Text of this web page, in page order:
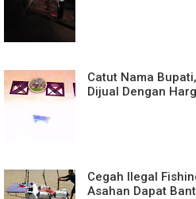
Catut Nama
Dijual Dengan
Cegah Ilegal
Asahan Dapat